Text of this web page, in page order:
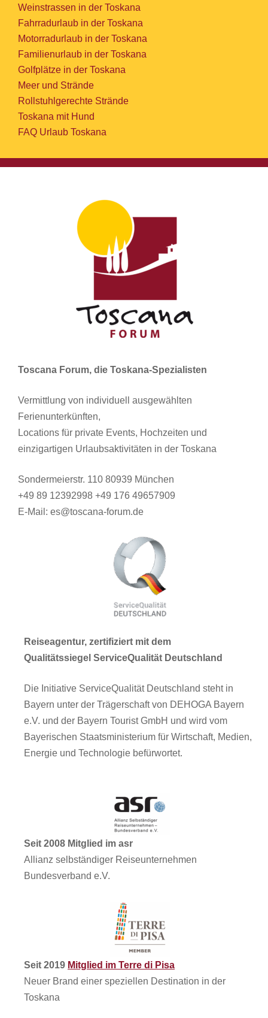
Weinstrassen in der Toskana
Fahrradurlaub in der Toskana
Motorradurlaub in der Toskana
Familienurlaub in der Toskana
Golfplätze in der Toskana
Meer und Strände
Rollstuhlgerechte Strände
Toskana mit Hund
FAQ Urlaub Toskana
Toscana Forum, die Toskana-Spezialisten
Vermittlung von individuell ausgewählten
Ferienunterkünften,
Locations für private Events, Hochzeiten und
einzigartigen Urlaubsaktivitäten in der Toskana
Sondermeierstr. 110 80939 München
+49 89 12392998 +49 176 49657909
E-Mail: es@toscana-forum.de
Reiseagentur, zertifiziert mit dem
Qualitätssiegel ServiceQualität Deutschland
Die Initiative ServiceQualität Deutschland steht in
Bayern unter der Trägerschaft von DEHOGA Bayern
e.V. und der Bayern Tourist GmbH und wird vom
Bayerischen Staatsministerium für Wirtschaft, Medien,
Energie und Technologie befürwortet.
Seit 2008 Mitglied im asr
Allianz selbständiger Reiseunternehmen
Bundesverband e.V.
Seit 2019 Mitglied im Terre di Pisa
Neuer Brand einer speziellen Destination in der
Toskana